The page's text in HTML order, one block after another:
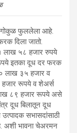
गोकुळ फुललेला आहे.
दिला जातो.
लाख ५८ हजार रुपये
इतका दूध दर फरक
लाख ३५ हजार व
हजार रूपये व शेअर्स
८९ हजार रूपये असे
दूध बिलातून दूध
सभासदांसाठी
अशी भावना चेअरमन